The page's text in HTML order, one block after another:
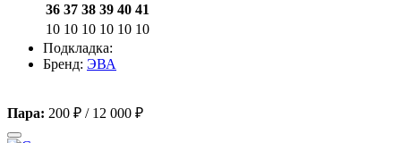
36 37 38 39 40 41
10 10 10 10 10 10
Подкладка:
Бренд: ЭВА
Пара: 200 ₽ / 12 000 ₽